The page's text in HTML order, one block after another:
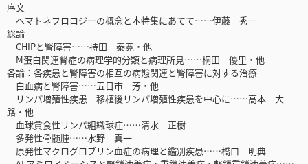
序文
ヘマトネフロロジーの概念と本特集にあてて……伊藤 秀一
総論
CHIPと腎障害……持田 泰寛・他
M蛋白関連腎症の病理学的分類と病理所見……桐田 優里・他
各論：各疾患と腎障害の相互の病態関連と腎障害に対する治療
白血病と腎障害……五日市 芳・他
リンパ増殖性疾患―移植後リンパ増殖性疾患を中心に……高本 大
路・他
血球貪食性リンパ組織球症……清水 正樹
多発性骨髄腫……水野 真一
原発性マクログロブリン血症の病理と鑑別疾患……橋口 明典